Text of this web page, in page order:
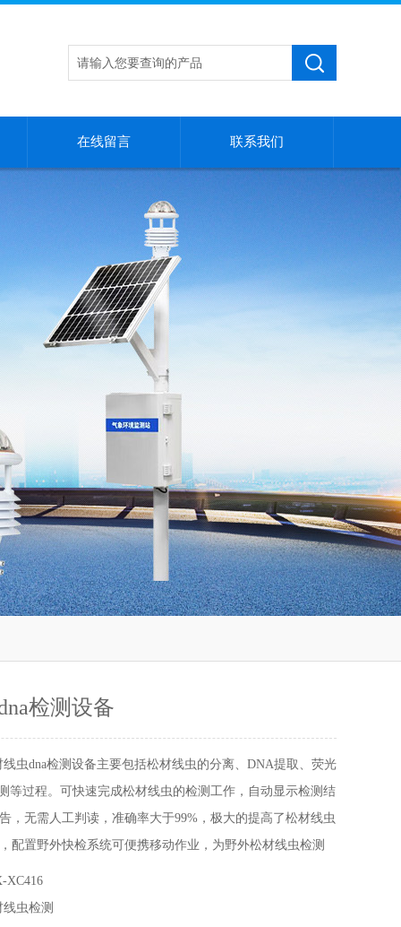
在线留言 联系我们
检测设备
线虫dna检测设备主要包括松材线虫的分离、DNA提取、荧光
等过程。可快速完成松材线虫的检测工作，自动显示检测结
，无需人工判读，准确率大于99%，极大的提高了松材线虫
配置野外快检系统可便携移动作业，为野外松材线虫检测
XC416
线虫检测